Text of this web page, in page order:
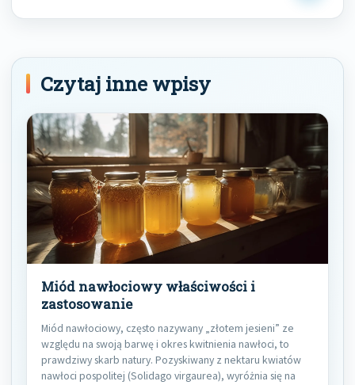
Post
Czytaj inne wpisy
Miód nawłociowy właściwości i
zastosowanie
Miód nawłociowy, często nazywany „złotem jesieni” ze
względu na swoją barwę i okres kwitnienia nawłoci, to
prawdziwy skarb natury. Pozyskiwany z nektaru kwiatów
nawłoci pospolitej (Solidago virgaurea), wyróżnia się na